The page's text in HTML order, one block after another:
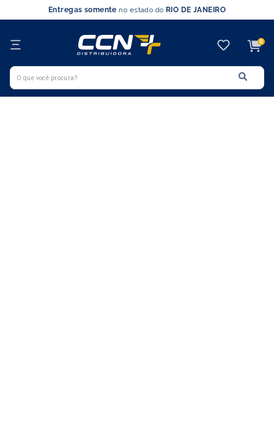
Entregas somente no estado do RIO DE JANEIRO
0